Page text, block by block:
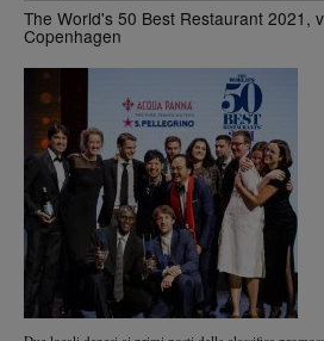
The World's 50 Best Restaurant 2021,
Copenhagen